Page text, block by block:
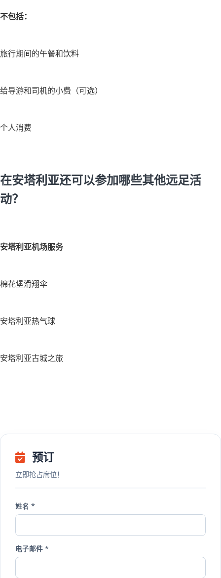
不包括：
旅行期间的午餐和饮料
给导游和司机的小费（可选）
个人消费
在安塔利亚还可以参加哪些其他远足活
动？
安塔利亚机场服务
棉花堡滑翔伞
安塔利亚热气球
安塔利亚古城之旅
预订
立即抢占席位！
姓名 *
电子邮件 *